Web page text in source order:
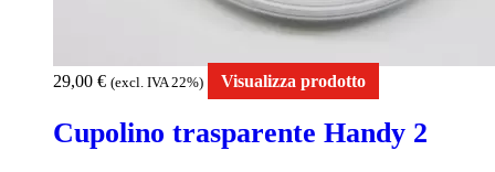
29,00 € (excl. IVA 22%) Visualizza prodotto
Cupolino trasparente Handy 2